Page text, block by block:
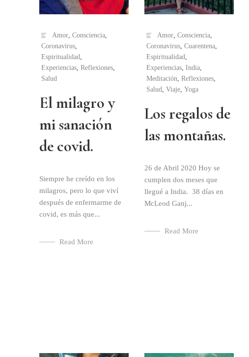
Amor, Consciencia,
Coronavirus,
Espiritualidad,
Experiencias, Reflexiones,
Salud
El milagro y
mi sanación
de covid.
Siempre he creído en los
milagros, pero lo que viví
después de enfermarme de
covid, es más que...
Read More
Amor, Consciencia,
Coronavirus, Cuarentena,
Espiritualidad,
Experiencias, India,
Meditación, Reflexiones,
Salud, Viaje, Yoga
Los regalos de
las montañas.
26 de Abril 2020 Hoy se
cumplen dos meses que
llegué a India. 38 días en
McLeod Ganj...
Read More